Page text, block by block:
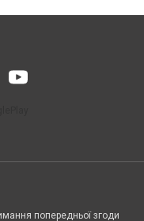
попередньої згоди